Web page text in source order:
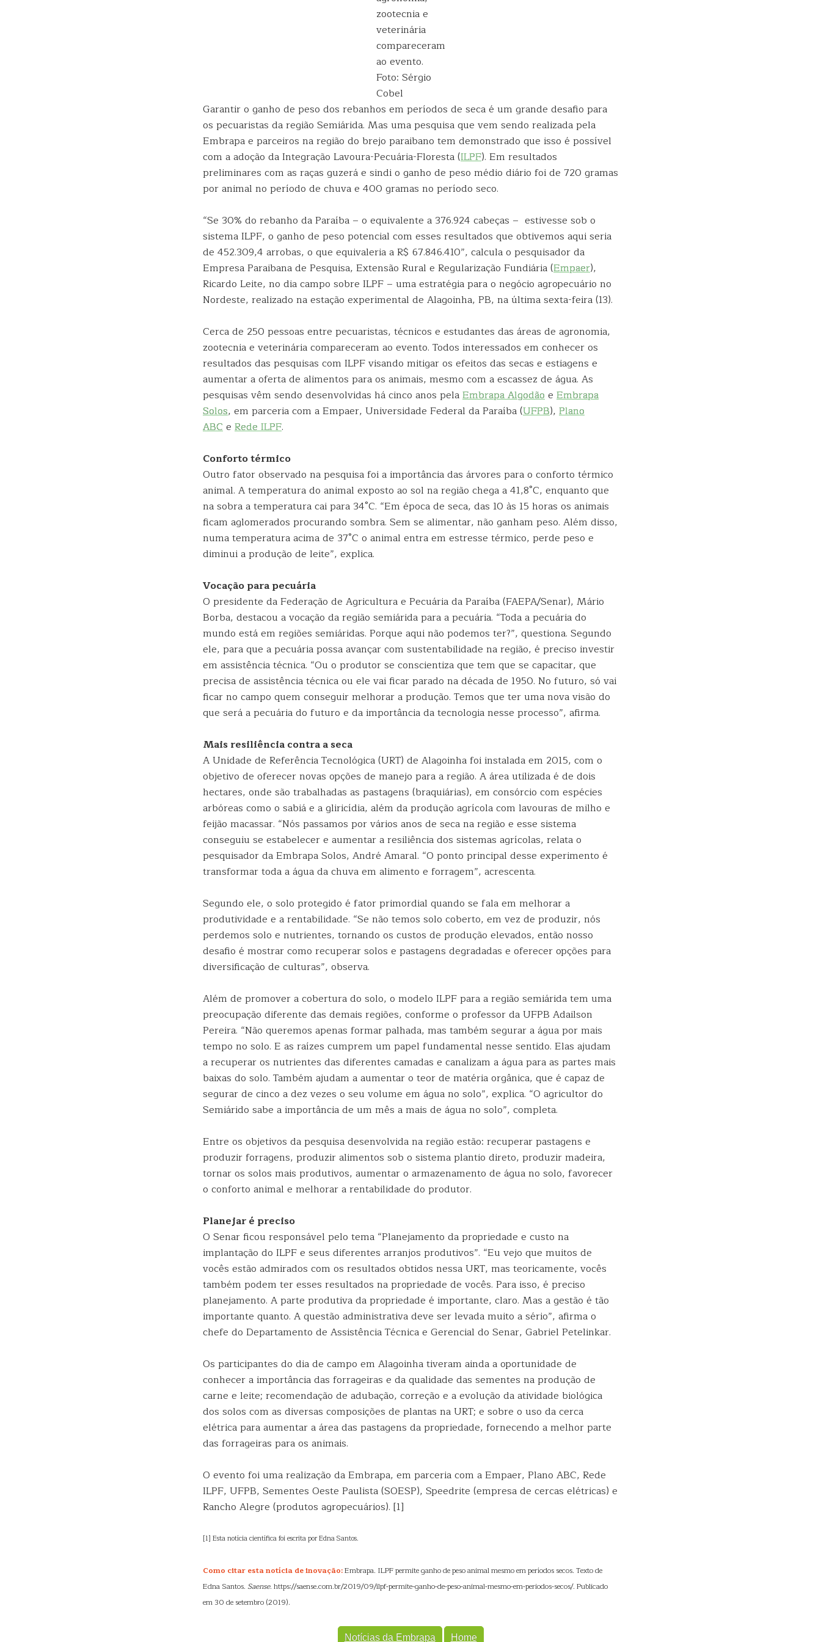
zootecnia e
veterinária
compareceram
ao evento.
Foto: Sérgio
Cobel
Garantir o ganho de peso dos rebanhos em períodos de seca é um grande desafio para
os pecuaristas da região Semiárida. Mas uma pesquisa que vem sendo realizada pela
Embrapa e parceiros na região do brejo paraibano tem demonstrado que isso é possível
com a adoção da Integração Lavoura-Pecuária-Floresta (ILPF). Em resultados
preliminares com as raças guzerá e sindi o ganho de peso médio diário foi de 720 gramas
por animal no período de chuva e 400 gramas no período seco.
“Se 30% do rebanho da Paraíba – o equivalente a 376.924 cabeças – estivesse sob o
sistema ILPF, o ganho de peso potencial com esses resultados que obtivemos aqui seria
de 452.309,4 arrobas, o que equivaleria a R$ 67.846.410”, calcula o pesquisador da
Empresa Paraibana de Pesquisa, Extensão Rural e Regularização Fundiária (Empaer),
Ricardo Leite, no dia campo sobre ILPF – uma estratégia para o negócio agropecuário no
Nordeste, realizado na estação experimental de Alagoinha, PB, na última sexta-feira (13).
Cerca de 250 pessoas entre pecuaristas, técnicos e estudantes das áreas de agronomia,
zootecnia e veterinária compareceram ao evento. Todos interessados em conhecer os
resultados das pesquisas com ILPF visando mitigar os efeitos das secas e estiagens e
aumentar a oferta de alimentos para os animais, mesmo com a escassez de água. As
pesquisas vêm sendo desenvolvidas há cinco anos pelaEmbrapa Algodãoe Embrapa
Solos, em parceria com a Empaer, Universidade Federal da Paraíba (UFPB), Plano
ABCe Rede ILPF.
Conforto térmico
Outro fator observado na pesquisa foi a importância das árvores para o conforto térmico
animal. A temperatura do animal exposto ao sol na região chega a 41,8°C, enquanto que
na sobra a temperatura cai para 34°C. “Em época de seca, das 10 às 15 horas os animais
ficam aglomerados procurando sombra. Sem se alimentar, não ganham peso. Além disso,
numa temperatura acima de 37°C o animal entra em estresse térmico, perde peso e
diminui a produção de leite”, explica.
Vocação para pecuária
O presidente da Federação de Agricultura e Pecuária da Paraíba (FAEPA/Senar), Mário
Borba, destacou a vocação da região semiárida para a pecuária. “Toda a pecuária do
mundo está em regiões semiáridas. Porque aqui não podemos ter?”, questiona. Segundo
ele, para que a pecuária possa avançar com sustentabilidade na região, é preciso investir
em assistência técnica. “Ou o produtor se conscientiza que tem que se capacitar, que
precisa de assistência técnica ou ele vai ficar parado na década de 1950. No futuro, só vai
ficar no campo quem conseguir melhorar a produção. Temos que ter uma nova visão do
que será a pecuária do futuro e da importância da tecnologia nesse processo”, afirma.
Mais resiliência contra a seca
A Unidade de Referência Tecnológica (URT) de Alagoinha foi instalada em 2015, com o
objetivo de oferecer novas opções de manejo para a região. A área utilizada é de dois
hectares, onde são trabalhadas as pastagens (braquiárias), em consórcio com espécies
arbóreas como o sabiá e a gliricídia, além da produção agrícola com lavouras de milho e
feijão macassar. “Nós passamos por vários anos de seca na região e esse sistema
conseguiu se estabelecer e aumentar a resiliência dos sistemas agrícolas, relata o
pesquisador da Embrapa Solos, André Amaral. “O ponto principal desse experimento é
transformar toda a água da chuva em alimento e forragem”, acrescenta.
Segundo ele, o solo protegido é fator primordial quando se fala em melhorar a
produtividade e a rentabilidade. “Se não temos solo coberto, em vez de produzir, nós
perdemos solo e nutrientes, tornando os custos de produção elevados, então nosso
desafio é mostrar como recuperar solos e pastagens degradadas e oferecer opções para
diversificação de culturas”, observa.
Além de promover a cobertura do solo, o modelo ILPF para a região semiárida tem uma
preocupação diferente das demais regiões, conforme o professor da UFPB Adailson
Pereira. “Não queremos apenas formar palhada, mas também segurar a água por mais
tempo no solo. E as raízes cumprem um papel fundamental nesse sentido. Elas ajudam
a recuperar os nutrientes das diferentes camadas e canalizam a água para as partes mais
baixas do solo. Também ajudam a aumentar o teor de matéria orgânica, que é capaz de
segurar de cinco a dez vezes o seu volume em água no solo”, explica. “O agricultor do
Semiárido sabe a importância de um mês a mais de água no solo”, completa.
Entre os objetivos da pesquisa desenvolvida na região estão: recuperar pastagens e
produzir forragens, produzir alimentos sob o sistema plantio direto, produzir madeira,
tornar os solos mais produtivos, aumentar o armazenamento de água no solo, favorecer
o conforto animal e melhorar a rentabilidade do produtor.
Planejar é preciso
O Senar ficou responsável pelo tema “Planejamento da propriedade e custo na
implantação do ILPF e seus diferentes arranjos produtivos”. “Eu vejo que muitos de
vocês estão admirados com os resultados obtidos nessa URT, mas teoricamente, vocês
também podem ter esses resultados na propriedade de vocês. Para isso, é preciso
planejamento. A parte produtiva da propriedade é importante, claro. Mas a gestão é tão
importante quanto. A questão administrativa deve ser levada muito a sério”, afirma o
chefe do Departamento de Assistência Técnica e Gerencial do Senar, Gabriel Petelinkar.
Os participantes do dia de campo em Alagoinha tiveram ainda a oportunidade de
conhecer a importância das forrageiras e da qualidade das sementes na produção de
carne e leite; recomendação de adubação, correção e a evolução da atividade biológica
dos solos com as diversas composições de plantas na URT; e sobre o uso da cerca
elétrica para aumentar a área das pastagens da propriedade, fornecendo a melhor parte
das forrageiras para os animais.
O evento foi uma realização da Embrapa, em parceria com a Empaer, Plano ABC, Rede
ILPF, UFPB, Sementes Oeste Paulista (SOESP), Speedrite (empresa de cercas elétricas) e
Rancho Alegre (produtos agropecuários). [1]
[1] Esta notícia científica foi escrita por Edna Santos.
Como citar esta notícia de inovação:Embrapa. ILPF permite ganho de peso animal mesmo em períodos secos. Texto de
Edna Santos. Saense. https://saense.com.br/2019/09/ilpf-permite-ganho-de-peso-animal-mesmo-em-periodos-secos/. Publicado
em 30 de setembro (2019).
Notícias da Embrapa Home